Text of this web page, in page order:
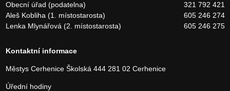
Obecní úřad (podatelna)
321 792 421
Aleš Kobliha (1. místostarosta)
605 246 274
Lenka Mlynářová (2. místostarosta)
605 246 275
Kontaktní informace
Městys CerheniceŠkolská 444281 02 Cerhenice
Úřední hodiny